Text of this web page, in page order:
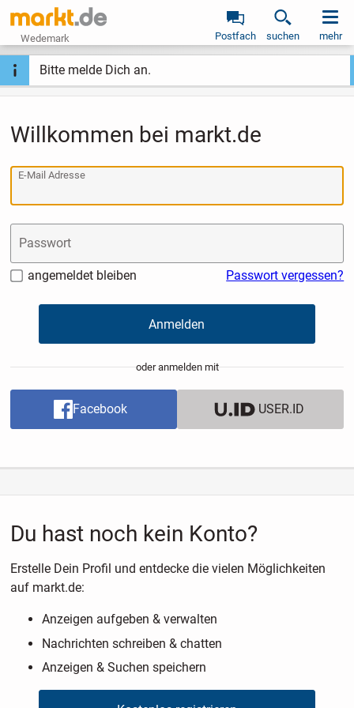
Wedemark Postfach suchen mehr
Bitte melde Dich an.
Willkommen bei markt.de
E-Mail Adresse
Passwort
angemeldet bleiben Passwort vergessen?
Anmelden
oder anmelden mit
Facebook USER.ID
Du hast noch kein Konto?
Erstelle Dein Profil und entdecke die vielen Möglichkeiten
auf markt.de:
Anzeigen aufgeben & verwalten
Nachrichten schreiben & chatten
Anzeigen & Suchen speichern